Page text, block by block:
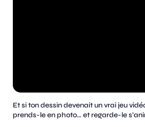
Et si ton dessin devenait un vrai jeu
prends-le en photo… et regarde-le